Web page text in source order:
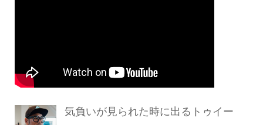
気負いが見られた時に出るトゥイー